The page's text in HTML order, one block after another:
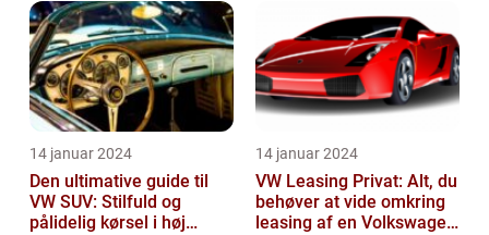
14 januar 2024
Den ultimative guide til
VW SUV: Stilfuld og
pålidelig kørsel i høj
14 januar 2024
VW Leasing Privat: Alt, du
behøver at vide omkring
leasing af en Volkswagen